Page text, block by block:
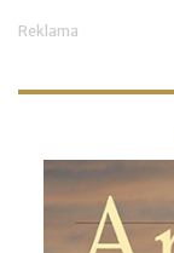
Reklama